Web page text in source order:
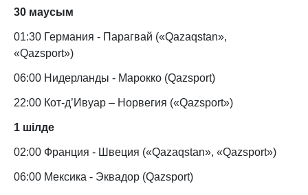
30 маусым
01:30 Германия - Парагвай («Qazaqstan»,
«Qazsport»)
06:00 Нидерланды - Марокко (Qazsport)
22:00 Кот-д’Ивуар – Норвегия («Qazsport»)
1 шілде
02:00 Франция - Швеция («Qazaqstan», «Qazsport»)
06:00 Мексика - Эквадор (Qazsport)